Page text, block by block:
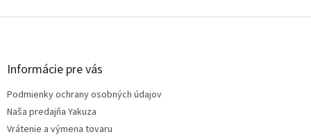
Z
Informácie pre vás
Podmienky ochrany osobných údajov
Naša predajňa Yakuza
Vrátenie a výmena tovaru